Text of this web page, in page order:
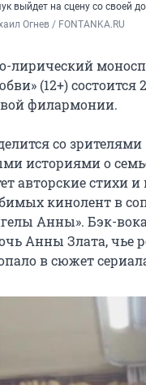
выйдет на сцену со своей
Огнев / FONTANKA.RU
лирический
(12+)состоится
филармонии.
со зрителями
историями о
авторские стихи
кинолент в
Анны». Бэк-
Анны Злата, чье
в сюжет